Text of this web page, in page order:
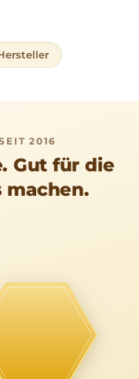
2016
Gut für die
machen.